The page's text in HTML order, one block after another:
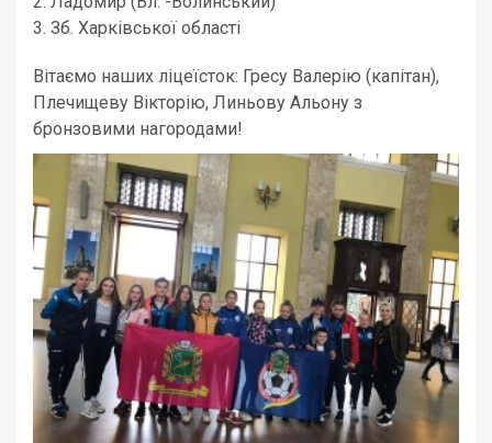
3. Зб. Харківської області
Вітаємо наших ліцеїсток: Гресу Валерію (капітан),
Плечищеву Вікторію, Линьову Альону з
бронзовими нагородами!